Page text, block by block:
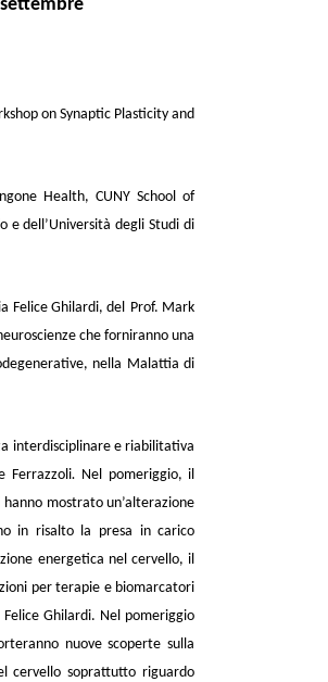
on Synaptic Plasticity and
Health, CUNY School of
e dell’Università degli Studi di
Felice Ghilardi,del Prof. Mark
che forniranno una
nella Malattia di
interdisciplinare e riabilitativa
Ferrazzoli. Nel pomeriggio, il
mostrato un’alterazione
in risalto la presa in carico
energetica nel cervello, il
per terapie e biomarcatori
Ghilardi. Nel pomeriggio
nuove scoperte sulla
cervello soprattutto riguardo